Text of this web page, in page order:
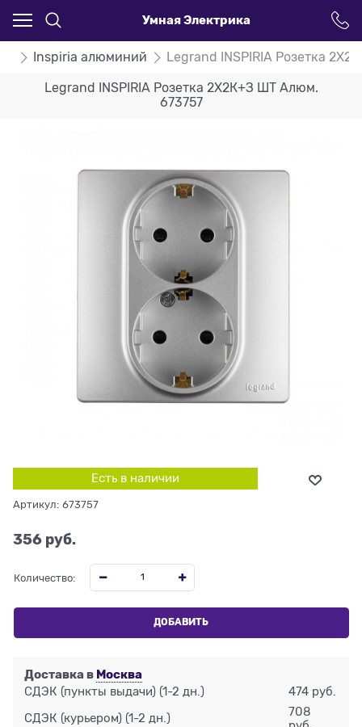
Умная Электрика
Inspiria алюминий Legrand INSPIRIA Розетка
Legrand INSPIRIA Розетка 2X2К+З ШТ Алюм.
673757
Есть в наличии
Артикул: 673757
356 руб.
Количество:
ДОБАВИТЬ
Доставка в Москва
СДЭК (пункты выдачи) (1-2 дн.) 474 руб.
СДЭК (курьером) (1-2 дн.)
708